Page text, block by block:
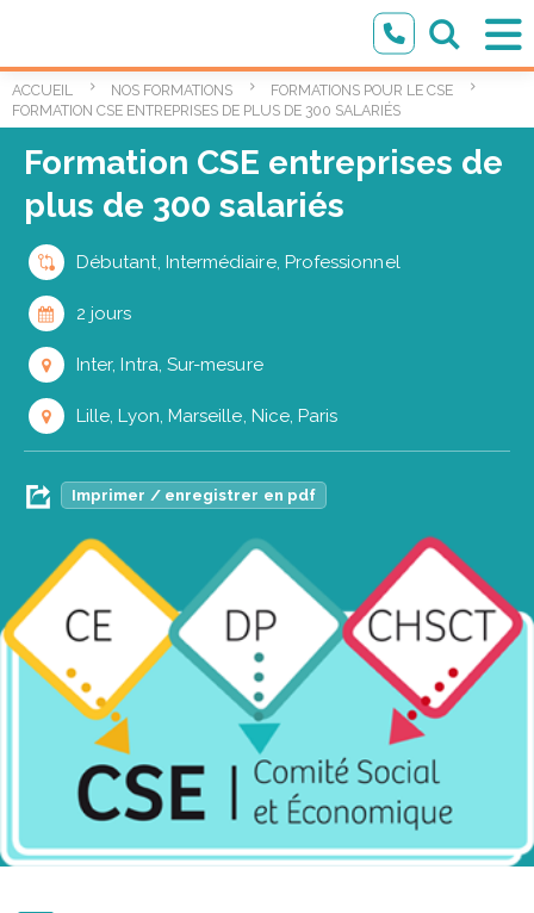
ACCUEIL NOS FORMATIONS
FORMATIONS POUR LE CSE
FORMATION CSE ENTREPRISES DE PLUS DE 300 SALARIÉS
Formation CSE entreprises de
plus de 300 salariés
Débutant, Intermédiaire, Professionnel
2 jours
Inter, Intra, Sur-mesure
Lille, Lyon, Marseille, Nice, Paris
Imprimer / enregistrer en pdf